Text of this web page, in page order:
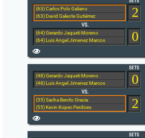
(63) Carlos Polo Galiano
(63) David Galeote Gutiérrez
(64) Gerardo Jaqueti Moreno
(64) Luis Angel Jimenez Marcos
2
0
(48) Gerardo Jaqueti Moreno
(48) Luis Angel Jimenez Marcos
(55) Sacha Benito Gracia
(55) Kevin Kopec Perdices
0
2